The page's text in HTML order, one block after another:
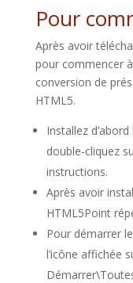
Pour
Après avoir
pour commencer
conversion de
HTML5.
Installez
double-cliquez
instructions.
Après avoir
HTML5Point
Pour démarrer
l’icône affichée